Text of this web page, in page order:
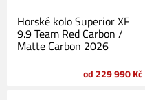
Horské kolo Superior XF
9.9 Team Red Carbon /
Matte Carbon 2026
od 229 990 Kč